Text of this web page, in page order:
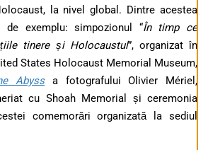
la nivel global. Dintre acestea
exemplu: simpozionul “În timp ce
tinere și Holocaustul”, organizat în
States Holocaust Memorial Museum,
Abyssa fotografului Olivier Mériel,
cu Shoah Memorial și ceremonia
comemorări organizată la sediul